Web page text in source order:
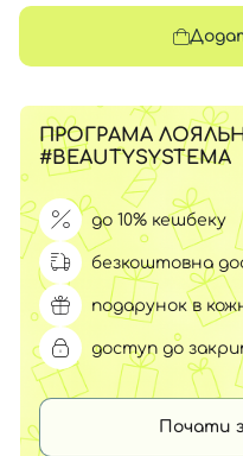
ПРОГРАМА
#BEAUTYSYSTEMA
до 10% кешбеку
безкоштовна
подарунок в
доступ до
Почати